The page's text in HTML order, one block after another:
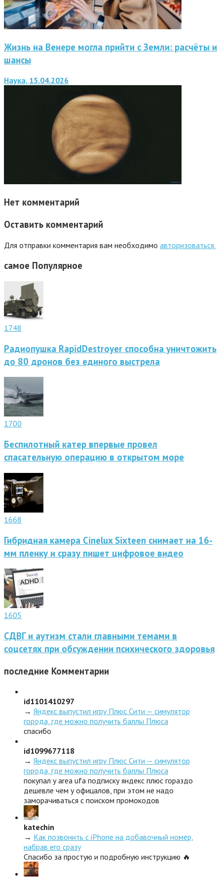
Жизнь на Венере могла прийти с Земли: расчёты и
шансы
Наука, 15.04.2026
Нет комментарий
Оставить комментарий
Для отправки комментария вам необходимо авторизоваться.
самое Популярное
1748
Радиопушка RapidDestroyer способна уничтожить
до 80 дронов без единого выстрела
1700
Беспилотный катер впервые провел
спасательную операцию в открытом море
1668
Гибридная камера Cinelux Sixteen снимает на 16-
мм пленку и сразу пишет цифровое видео
1605
СДВГ и аутизм стали главными темами в
соцсетях при обсуждении психического здоровья
последние Комментарии
id1101410297
→ Яндекс выпустил игру Плюс Сити — симулятор
города, где можно получить баллы Плюса
спасибо
id1099677118
→ Яндекс выпустил игру Плюс Сити — симулятор
города, где можно получить баллы Плюса
покупал у area ufa подписку яндекс плюс гораздо
дешевле чем у офицалов, при этом не надо
заморачиваться с поиском промокодов
katechin
→ Как позвонить с iPhone на добавочный номер,
набрав его сразу
Спасибо за простую и подробную инструкцию 🔥